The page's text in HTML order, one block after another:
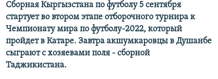
Сборная Кыргызстана по футболу 5 сентября
стартует во втором этапе отборочного турнира к
Чемпионату мира по футболу-2022, который
пройдет в Катаре. Завтра акшумкаровцы в Душанбе
сыграют с хозяевами поля - сборной
Таджикистана.